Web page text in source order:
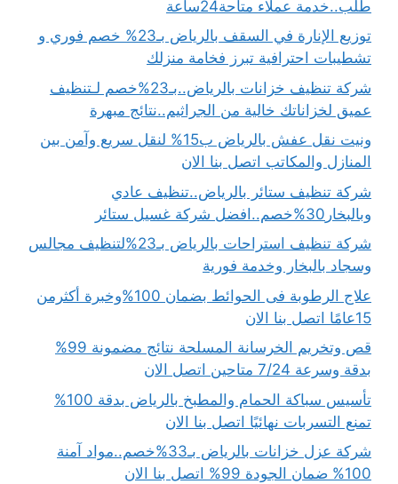
طلب..خدمة عملاء متاحة24ساعة
توزيع الإنارة في السقف بالرياض بـ23% خصم فوري و
تشطيبات احترافية تبرز فخامة منزلك
شركة تنظيف خزانات بالرياض..بـ23%خصم لـتنظيف
عميق لخزاناتك خالية من الجراثيم..نتائج مبهرة
ونيت نقل عفش بالرياض ب15% لنقل سريع وآمن بين
المنازل والمكاتب اتصل بنا الان
شركة تنظيف ستائر بالرياض..تنظيف عادي
وبالبخار30%خصم..افضل شركة غسيل ستائر
شركة تنظيف استراحات بالرياض بـ23%لتنظيف مجالس
وسجاد بالبخار وخدمة فورية
علاج الرطوبة فى الحوائط بضمان 100%وخبرة أكثرمن
15عامًا اتصل بنا الان
قص وتخريم الخرسانة المسلحة نتائج مضمونة 99%
بدقة وسرعة 7/24 متاحين اتصل الان
تأسيس سباكة الحمام والمطبخ بالرياض بدقة 100%
تمنع التسربات نهائيًا اتصل بنا الان
شركة عزل خزانات بالرياض بـ33%خصم..مواد آمنة
100% ضمان الجودة 99% اتصل بنا الان